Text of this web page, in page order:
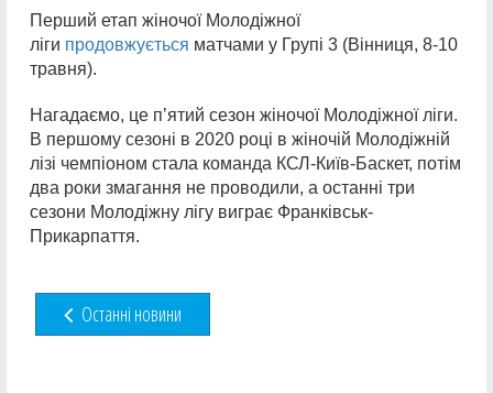
Перший етап жіночої Молодіжної
ліги продовжується матчами у Групі 3 (Вінниця, 8-10
травня).
Нагадаємо, це п’ятий сезон жіночої Молодіжної ліги.
В першому сезоні в 2020 році в жіночій Молодіжній
лізі чемпіоном стала команда КСЛ-Київ-Баскет, потім
два роки змагання не проводили, а останні три
сезони Молодіжну лігу виграє Франківськ-
Прикарпаття.
Останні новини